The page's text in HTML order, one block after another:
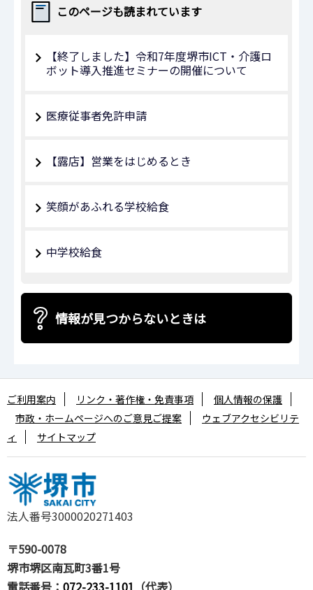
このページも読まれています
【終了しました】令和7年度堺市ICT・介護ロ
ボット導入推進セミナーの開催について
医療従事者免許申請
【露店】営業をはじめるとき
笑顔があふれる学校給食
中学校給食
情報が見つからないときは
法人番号3000020271403
〒590-0078
堺市堺区南瓦町3番1号
電話番号： 072-233-1101 （代表）
ご利用案内 リンク・著作権・免責事項
個人情報の保護
市政・ホームページへのご意見ご提案
ウェブアクセシビリテ
ィ
サイトマップ